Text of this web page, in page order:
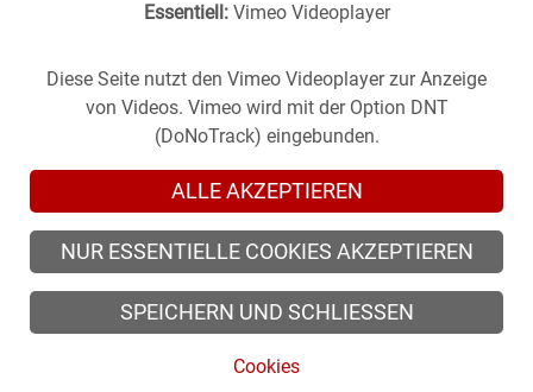
Stuttgart aus derVergangenheitin dieGegenwart
Historische Fotos aus Stuttgart im direkten Vergleich mit
zeitgenössischen Bildern.
© 2026 zeitsprung-stuttgart.de, alle Rechte vorbehalten
© 2026 Alle Rechte der Fotografen vorbehalten.
Impressum/
Essentiell:Vimeo Videoplayer
Diese Seite nutzt den Vimeo Videoplayer zur Anzeige
von Videos. Vimeo wird mit der Option DNT
(DoNoTrack) eingebunden.
ALLE AKZEPTIEREN
NUR ESSENTIELLE COOKIES AKZEPTIEREN
SPEICHERN UND SCHLIESSEN
Cookies